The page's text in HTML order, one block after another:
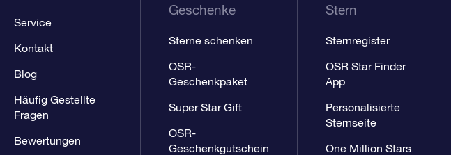
Service
Kontakt
Blog
Häufig Gestellte
Fragen
Bewertungen
Geschenke
Sterne schenken
OSR-
Geschenkpaket
Super Star Gift
OSR-
Geschenkgutschein
Stern
Sternregister
OSR Star Finder
App
Personalisierte
Sternseite
One Million Stars